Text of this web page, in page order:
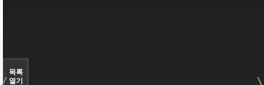
목록
열기